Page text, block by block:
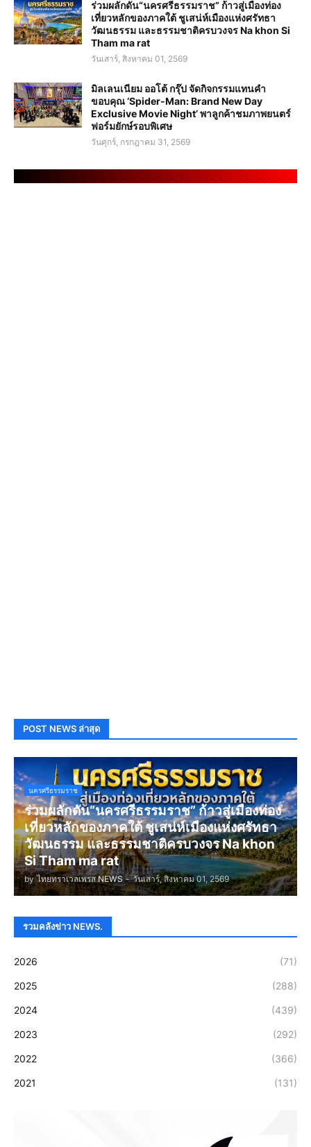
ร่วมผลักดัน“นครศรีธรรมราช” ก้าวสู่เมืองท่อง
เที่ยวหลักของภาคใต้ ชูเสน่ห์เมืองแห่งศรัทธา
วัฒนธรรม และธรรมชาติครบวงจร Na khon Si
Tham ma rat
วันเสาร์, สิงหาคม 01, 2569
มิลเลนเนียม ออโต้ กรุ๊ป จัดกิจกรรมแทนคำ
ขอบคุณ ‘Spider-Man: Brand New Day
Exclusive Movie Night’ พาลูกค้าชมภาพยนตร์
ฟอร์มยักษ์รอบพิเศษ
วันศุกร์, กรกฎาคม 31, 2569
. . . . . . . . . . . . . . . . . . . . . . . .
POST NEWS ล่าสุด
นครศรีธรรมราช
ร่วมผลักดัน“นครศรีธรรมราช” ก้าวสู่เมืองท่อง
เที่ยวหลักของภาคใต้ ชูเสน่ห์เมืองแห่งศรัทธา
วัฒนธรรม และธรรมชาติครบวงจร Na khon
Si Tham ma rat
by ไทยทราเวลเพรส NEWS - วันเสาร์, สิงหาคม 01, 2569
รวมคลังข่าว NEWS.
2026 (71)
2025 (288)
2024 (439)
2023 (292)
2022 (366)
2021 (131)